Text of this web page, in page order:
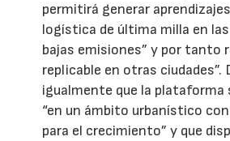
permitirá generar
logística de última milla en
bajas emisiones” y por tanto
replicable en otras ciudades”.
igualmente que la plataforma
“en un ámbito urbanístico
para el crecimiento” y que